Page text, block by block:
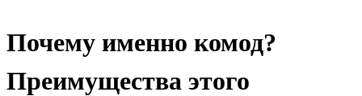
Почему именно комод?
Преимущества этого